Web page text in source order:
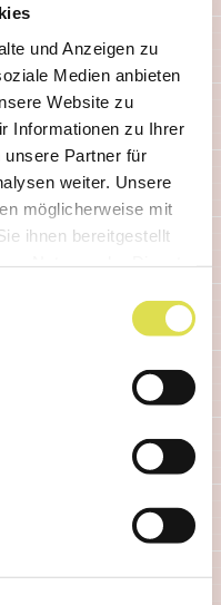
und Anzeigen zu
Medien anbieten
Website zu
Informationen zu Ihrer
unsere Partner für
weiter. Unsere
möglicherweise mit
ihnen bereitgestellt
hat, ist
Glück weiss